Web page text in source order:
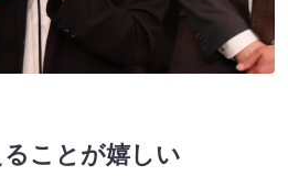
ことが嬉しい